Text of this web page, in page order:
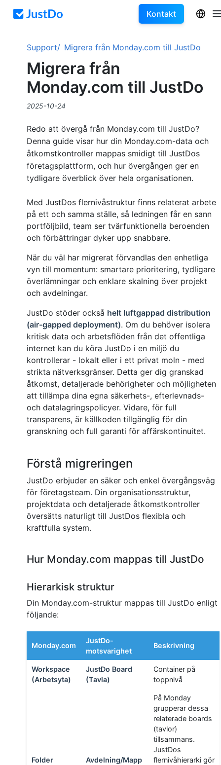
Kontakt
Support Migrera från Monday.com till JustDo
Migrera från
Monday.com till JustDo
2025-10-24
Redo att övergå från Monday.com till JustDo?
Denna guide visar hur din Monday.com-data och
åtkomstkontroller mappas smidigt till JustDos
företagsplattform, och hur övergången ger en
tydligare överblick över hela organisationen.
Med JustDos flernivåstruktur finns relaterat arbete
på ett och samma ställe, så ledningen får en sann
portföljbild, team ser tvärfunktionella beroenden
och förbättringar dyker upp snabbare.
När du väl har migrerat förvandlas den enhetliga
vyn till momentum: smartare prioritering, tydligare
överlämningar och enklare skalning över projekt
och avdelningar.
JustDo stöder också helt luftgappad distribution
(air-gapped deployment). Om du behöver isolera
kritisk data och arbetsflöden från det offentliga
internet kan du köra JustDo i en miljö du
kontrollerar - lokalt eller i ett privat moln - med
strikta nätverksgränser. Detta ger dig granskad
åtkomst, detaljerade behörigheter och möjligheten
att tillämpa dina egna säkerhets-, efterlevnads-
och datalagringspolicyer. Vidare, för full
transparens, är källkoden tillgänglig för din
granskning och full garanti för affärskontinuitet.
Förstå migreringen
JustDo erbjuder en säker och enkel övergångsväg
för företagsteam. Din organisationsstruktur,
projektdata och detaljerade åtkomstkontroller
översätts naturligt till JustDos flexibla och
kraftfulla system.
Hur Monday.com mappas till JustDo
Hierarkisk struktur
Din Monday.com-struktur mappas till JustDo enligt
följande:
Monday.com
JustDo-
motsvarighet
Beskrivning
Workspace
(Arbetsyta)
JustDo Board
(Tavla)
Container på
toppnivå
Folder
Avdelning/Mapp
På Monday
grupperar dessa
relaterade boards
(tavlor)
tillsammans.
JustDos
flernivåhierarki gör